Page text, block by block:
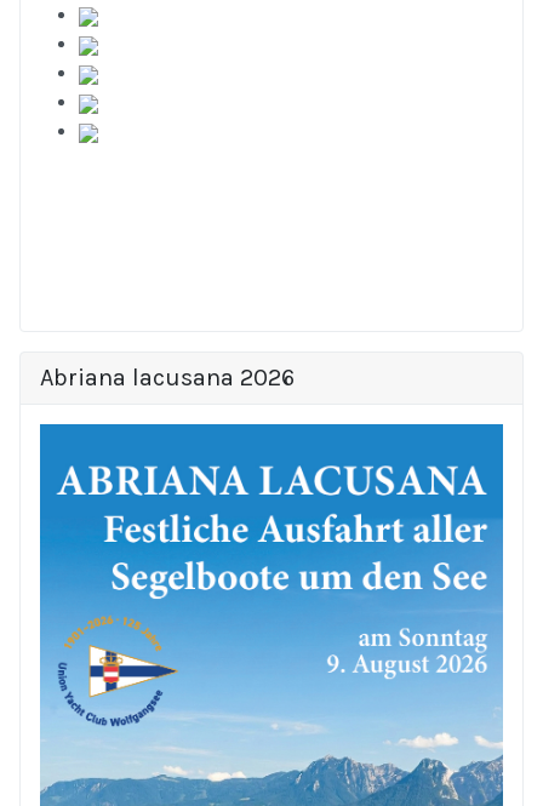
Abriana lacusana 2026